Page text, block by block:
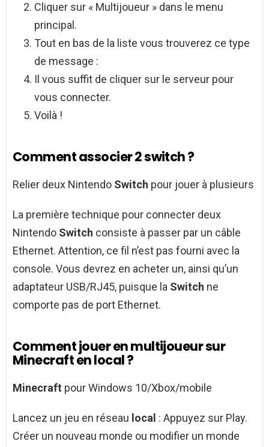
Cliquer sur « Multijoueur » dans le menu
principal.
Tout en bas de la liste vous trouverez ce type
de message :
Il vous suffit de cliquer sur le serveur pour
vous connecter.
Voilà !
Comment associer 2 switch ?
Relier deux Nintendo Switch pour jouer à plusieurs
La première technique pour connecter deux
Nintendo Switch consiste à passer par un câble
Ethernet. Attention, ce fil n’est pas fourni avec la
console. Vous devrez en acheter un, ainsi qu’un
adaptateur USB/RJ45, puisque la Switch ne
comporte pas de port Ethernet.
Comment jouer en multijoueur sur
Minecraft en local ?
Minecraft pour Windows 10/Xbox/mobile
Lancez un jeu en réseau local : Appuyez sur Play.
Créer un nouveau monde ou modifier un monde